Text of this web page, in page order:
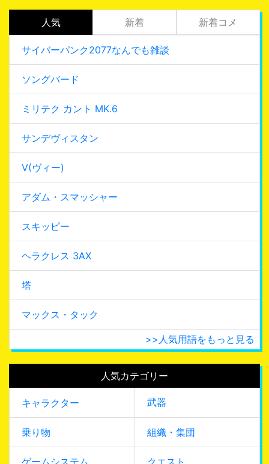
人気 新着 新着コメ
サイバーパンク2077なんでも雑談
ソングバード
ミリテク カント MK.6
サンデヴィスタン
V(ヴィー)
アダム・スマッシャー
スキッピー
ヘラクレス 3AX
塔
マックス・タック
>>人気用語をもっと見る
人気カテゴリー
キャラクター 武器
乗り物 組織・集団
ゲームシステム クエスト